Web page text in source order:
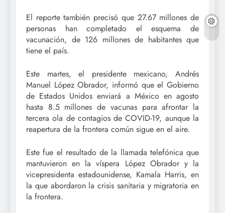
El reporte también precisó que 27.67 millones de
personas han completado el esquema de
vacunación, de 126 millones de habitantes que
tiene el país.
Este martes, el presidente mexicano, Andrés
Manuel López Obrador, informó que el Gobierno
de Estados Unidos enviará a México en agosto
hasta 8.5 millones de vacunas para afrontar la
tercera ola de contagios de COVID-19, aunque la
reapertura de la frontera común sigue en el aire.
Este fue el resultado de la llamada telefónica que
mantuvieron en la víspera López Obrador y la
vicepresidenta estadounidense, Kamala Harris, en
la que abordaron la crisis sanitaria y migratoria en
la frontera.